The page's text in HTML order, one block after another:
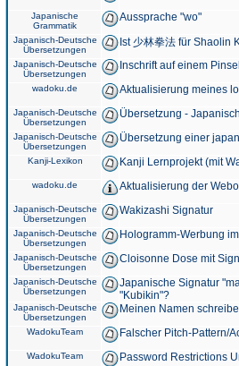
Japanische
Grammatik
Aussprache "wo"
Japanisch-Deutsche
Übersetzungen
Ist 少林拳法 für Shaolin
Japanisch-Deutsche
Übersetzungen
Inschrift auf einem
wadoku.de Aktualisierung meines
Japanisch-Deutsche
Übersetzungen
Übersetzung -
Japanisch-Deutsche
Übersetzungen
Übersetzung einer
Kanji-Lexikon Kanji Lernprojekt (mit
wadoku.de Aktualisierung der
Japanisch-Deutsche
Übersetzungen
Wakizashi Signatur
Japanisch-Deutsche
Übersetzungen
Hologramm-Werbung
Japanisch-Deutsche
Übersetzungen
Cloisonne Dose mit
Japanisch-Deutsche
Übersetzungen
Japanische Signatur
"Kubikin"?
Japanisch-Deutsche
Übersetzungen
Meinen Namen
WadokuTeam Falscher Pitch-Pattern/
WadokuTeam Password Restrictions